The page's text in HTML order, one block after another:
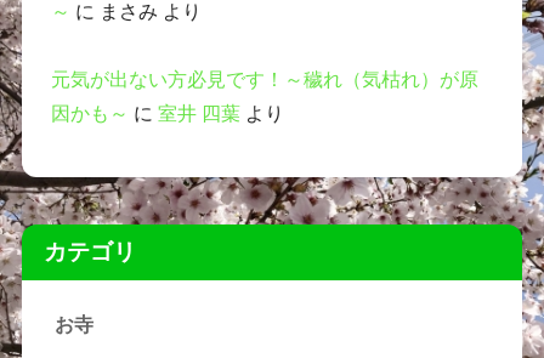
～ に まさみ より
元気が出ない方必見です！～穢れ（気枯れ）が原
因かも～ に 室井 四葉より
カテゴリ
お寺